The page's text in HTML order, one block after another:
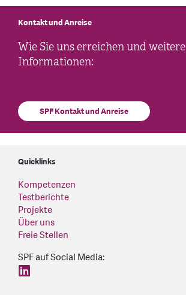
Kontakt und Anreise
Wie Sie uns erreichen und weitere
Informationen:
SPF Kontakt und Anreise
Quicklinks
Kompetenzen
Testberichte
Projekte
Über uns
Freie Stellen
SPF auf Social Media:
find us on: linkedin